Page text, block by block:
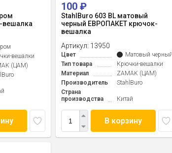
вешалка
вешалки
(ЦАМ)
100 ₽
StahlBuro 603 BL матовый
черный ЕВРОПАКЕТ крючок-
вешалка
Артикул: 13950
Цвет
Матовый черный
Тип товара
Крючки-вешалки
Материал
ZAMAK (ЦАМ)
Производитель
StahlBuro
Страна
производства
Китай
В корзину